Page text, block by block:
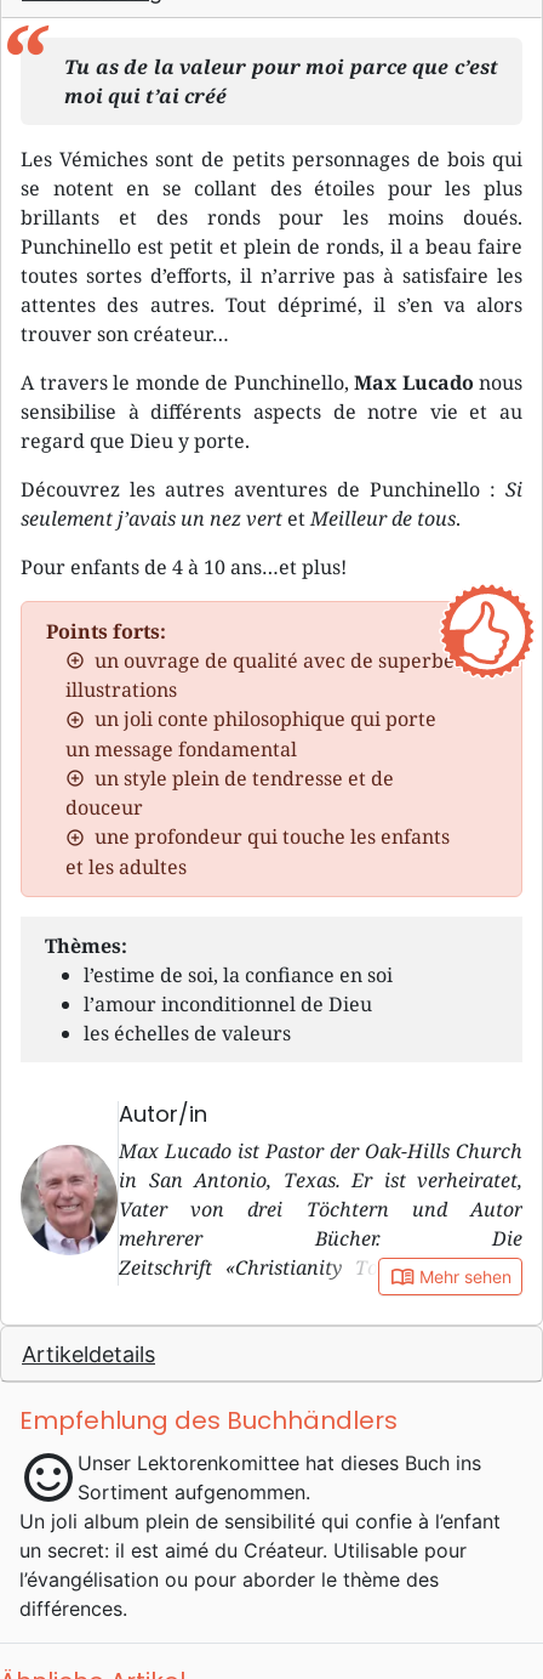
Tu as de la valeur pour moi parce que c’est
moi qui t’ai créé
Les Vémiches sont de petits personnages de bois qui
se notent en se collant des étoiles pour les plus
brillants et des ronds pour les moins doués.
Punchinello est petit et plein de ronds, il a beau faire
toutes sortes d’efforts, il n’arrive pas à satisfaire les
attentes des autres. Tout déprimé, il s’en va alors
trouver son créateur…
A travers le monde de Punchinello, Max Lucado nous
sensibilise à différents aspects de notre vie et au
regard que Dieu y porte.
Découvrez les autres aventures de Punchinello : Si
seulement j’avais un nez vertetMeilleur de tous.
Pour enfants de 4 à 10 ans…et plus!
Points forts:
un ouvrage de qualité avec de superbes
illustrations
un joli conte philosophique qui porte
un message fondamental
un style plein de tendresse et de
douceur
une profondeur qui touche les enfants
et les adultes
Thèmes:
l’estime de soi, la confiance en soi
l’amour inconditionnel de Dieu
les échelles de valeurs
Autor/in
Max Lucado ist Pastor der Oak-Hills Church
in San Antonio, Texas. Er ist verheiratet,
Vater von drei Töchtern und Autor
mehrerer Bücher. Die
Zeitschrift «Christianity Today» zählt ihn
zu den bekanntesten christlichen Autoren
Amerikas. Tatsächlich erreichten seine
Bücher bisher eine Gesamtauflage von
über 80 Millionen Exemplaren
und gewannen einige Preise. Seit 1991 ist
Max Lucado auch im Hörfunk engagiert.
book_open Mehr sehen
Artikeldetails
Empfehlung des Buchhändlers
sentiment_satisfied Unser Lektorenkomittee hat dieses Buch ins
Sortiment aufgenommen.
Un joli album plein de sensibilité qui confie à l’enfant
un secret: il est aimé du Créateur. Utilisable pour
l’évangélisation ou pour aborder le thème des
différences.